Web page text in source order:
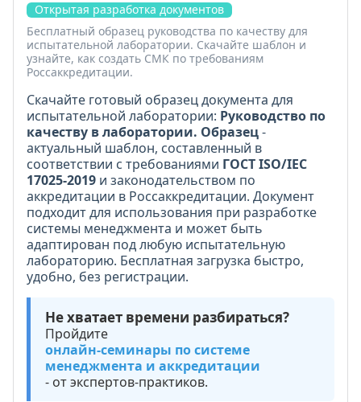
Открытая разработка документов
Бесплатный образец руководства по качеству для
испытательной лаборатории. Скачайте шаблон и
узнайте, как создать СМК по требованиям
Россаккредитации.
Скачайте готовый образец документа для
испытательной лаборатории: Руководство по
качеству в лаборатории. Образец-
актуальный шаблон, составленный в
соответствии с требованиями ГОСТ ISO/IEC
17025-2019 и законодательством по
аккредитации в Россаккредитации. Документ
подходит для использования при разработке
системы менеджмента и может быть
адаптирован под любую испытательную
лабораторию. Бесплатная загрузка быстро,
удобно, без регистрации.
Не хватает времени разбираться?
Пройдите
онлайн-семинары по системе
менеджмента и аккредитации
- от экспертов-практиков.